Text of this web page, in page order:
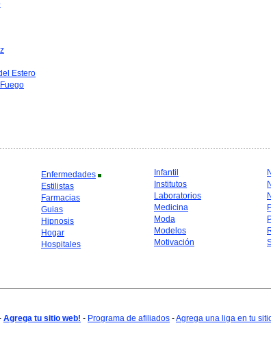
Estero
Enfermedades
Estilistas
Farmacias
Guias
Hipnosis
Hogar
Hospitales
Infantil
Institutos
Laboratorios
Medicina
Moda
Modelos
Motivación
Agrega tu sitio web! - Programa de afiliados -Agrega una liga en tu